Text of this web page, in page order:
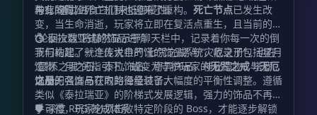
未有的冒险。
种”，通过进食它们来抵御侵蚀。
与此同时，死亡机制也迎来了重构。 死亡节点已发生改
变，当生命消逝，玩家将立即在复活点重生，且当前的
“轮回次数”将赫然显示于聊天栏中，记录着你每一次的倒
下与站起。就连传说中的“七咒之戒”与“灾厄之册”，也在
“圆环之理”的指引下，蜕变为守护玩家的无咒之戒与无厄
之册。
💍 泰拉瑞亚式的饰品进阶
我们构建了一个庞大且严谨的饰品系统，收录了包括星月
遗物、月之石、泰拉饰品、奇异饰品、神秘遗物、塔罗牌
以及无名饰品在内的海量装备。
饰品的强度与获取路径经过了大幅度的平衡性调整。遵循
类似《泰拉瑞亚》的阶梯式发展逻辑，强力的饰品不再唾
手可得，玩家必须击败特定阶段的 Boss，才能逐步解锁
🛡️ 深度 RPG 养成体系